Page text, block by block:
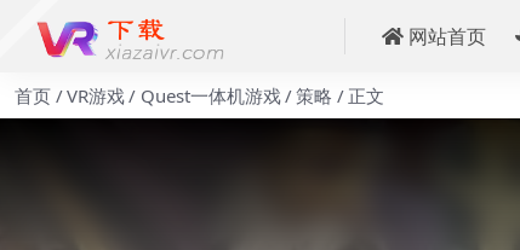
网站首页
首页 VR游戏 Quest一体机游戏 策略 正文